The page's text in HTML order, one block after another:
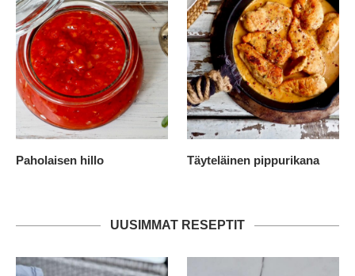
Paholaisen hillo Täyteläinen pippurikana
UUSIMMAT RESEPTIT